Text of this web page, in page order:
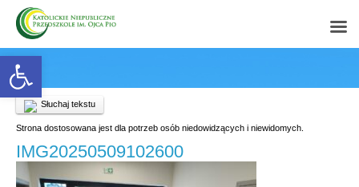
Open toolbar
Słuchaj tekstu
Strona dostosowana jest dla potrzeb osób niedowidzących i niewidomych.
IMG20250509102600